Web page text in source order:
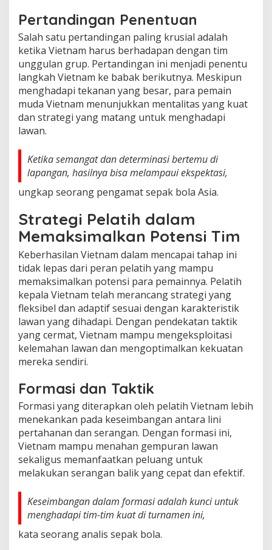
Pertandingan Penentuan
Salah satu pertandingan paling krusial adalah
ketika Vietnam harus berhadapan dengan tim
unggulan grup. Pertandingan ini menjadi penentu
langkah Vietnam ke babak berikutnya. Meskipun
menghadapi tekanan yang besar, para pemain
muda Vietnam menunjukkan mentalitas yang kuat
dan strategi yang matang untuk menghadapi
lawan.
Ketika semangat dan determinasi bertemu di
lapangan, hasilnya bisa melampaui ekspektasi,
ungkap seorang pengamat sepak bola Asia.
Strategi Pelatih dalam
Memaksimalkan Potensi Tim
Keberhasilan Vietnam dalam mencapai tahap ini
tidak lepas dari peran pelatih yang mampu
memaksimalkan potensi para pemainnya. Pelatih
kepala Vietnam telah merancang strategi yang
fleksibel dan adaptif sesuai dengan karakteristik
lawan yang dihadapi. Dengan pendekatan taktik
yang cermat, Vietnam mampu mengeksploitasi
kelemahan lawan dan mengoptimalkan kekuatan
mereka sendiri.
Formasi dan Taktik
Formasi yang diterapkan oleh pelatih Vietnam lebih
menekankan pada keseimbangan antara lini
pertahanan dan serangan. Dengan formasi ini,
Vietnam mampu menahan gempuran lawan
sekaligus memanfaatkan peluang untuk
melakukan serangan balik yang cepat dan efektif.
Keseimbangan dalam formasi adalah kunci untuk
menghadapi tim-tim kuat di turnamen ini,
kata seorang analis sepak bola.